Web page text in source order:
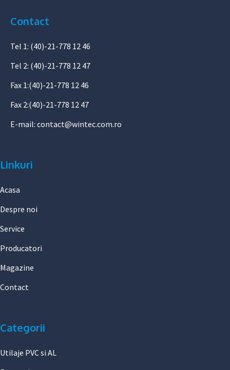
Contact
Tel 1: (40)-21-778 12 46
Tel 2: (40)-21-778 12 47
Fax 1:(40)-21-778 12 46
Fax 2:(40)-21-778 12 47
E-mail: contact@wintec.com.ro
Linkuri
Acasa
Despre noi
Service
Producatori
Magazine
Contact
Categorii
Utilaje PVC si AL